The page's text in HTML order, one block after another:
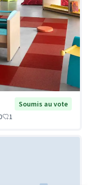
Soumis au vote
1